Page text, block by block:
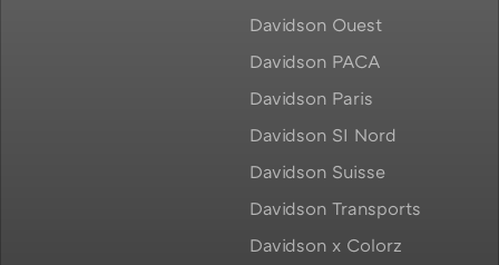
Davidson Ouest
Davidson PACA
Davidson Paris
Davidson SI Nord
Davidson Suisse
Davidson Transports
Davidson x Colorz